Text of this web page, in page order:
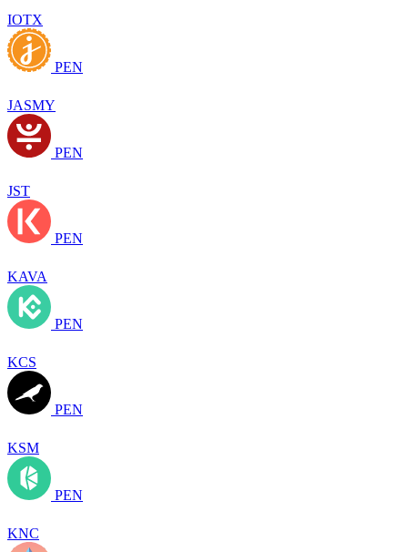
IOTX
PEN
JASMY
PEN
JST
PEN
KAVA
PEN
KCS
PEN
KSM
PEN
KNC